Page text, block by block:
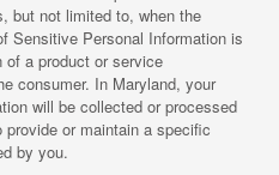
but not limited to, when the
Sensitive Personal Information is
of a product or service
consumer. In Maryland, your
will be collected or processed
or maintain a specific
by you.